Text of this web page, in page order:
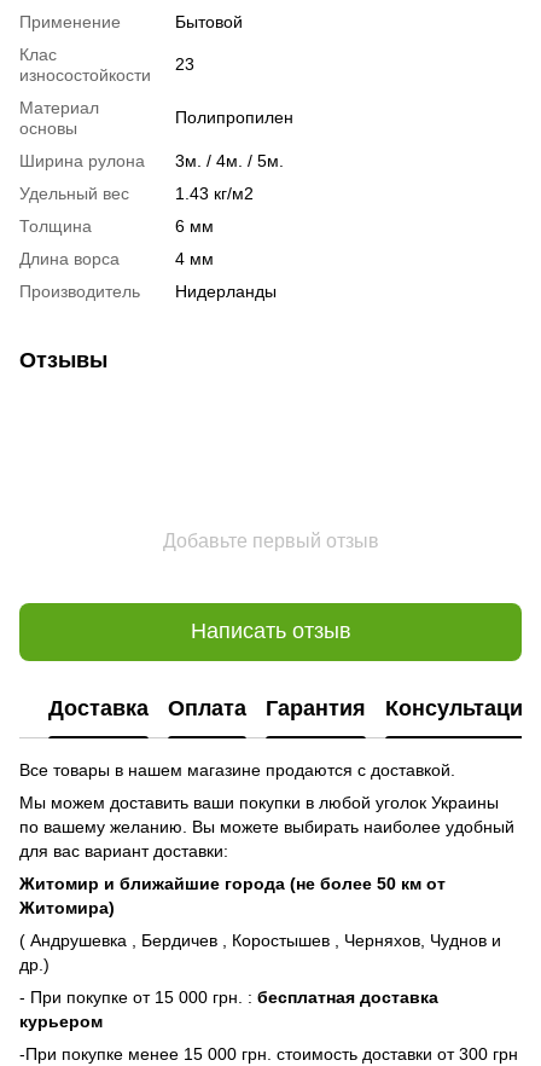
Применение
Бытовой
Клас
износостойкости
23
Материал
основы
Полипропилен
Ширина рулона
3м. / 4м. / 5м.
Удельный вес
1.43 кг/м2
Толщина
6 мм
Длина ворса
4 мм
Производитель
Нидерланды
Отзывы
Добавьте первый отзыв
Написать отзыв
Доставка Оплата Гарантия Консультация
Все товары в нашем магазине продаются с доставкой.
Мы можем доставить ваши покупки в любой уголок Украины
по вашему желанию. Вы можете выбирать наиболее удобный
для вас вариант доставки:
Житомир и ближайшие города (не более 50 км от
Житомира)
( Андрушевка , Бердичев , Коростышев , Черняхов, Чуднов и
др.)
- При покупке от 15 000 грн. : бесплатная доставка
курьером
-При покупке менее 15 000 грн. стоимость доставки от 300 грн